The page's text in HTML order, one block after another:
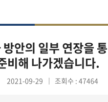
안의 일부 연장을 통
비해 나가겠습니다.
2021-09-29 조회수 : 47464